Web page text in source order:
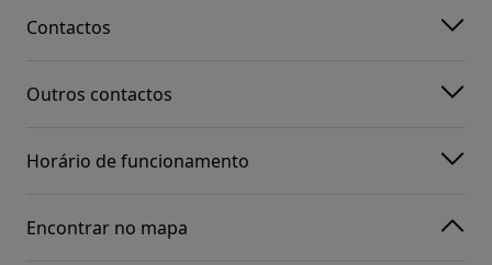
Contactos
Outros contactos
Horário de funcionamento
Encontrar no mapa